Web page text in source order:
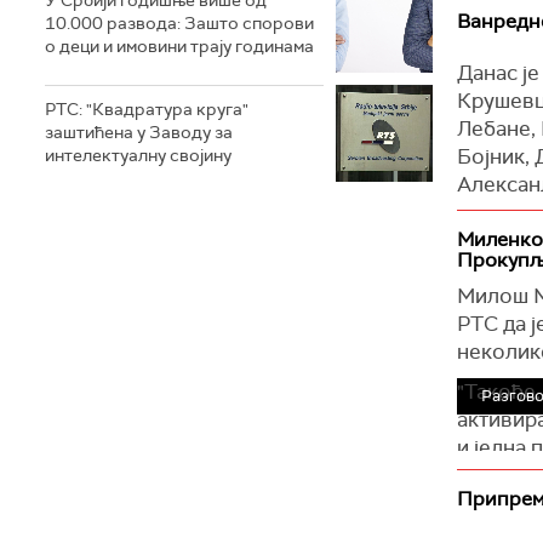
10.000 развода: Зашто спорови
о деци и имовини трају годинама
РТС: "Квадратура круга"
заштићена у Заводу за
интелектуалну својину
У
Црном
и реци
"МУП
и,
би им
У овом
Штаб се
Грађани
Данас
Лебане,
Бојник,
За целу
Лучани,
Ражањ,
и Блаце.
Милош
РТС да
и једна
слив